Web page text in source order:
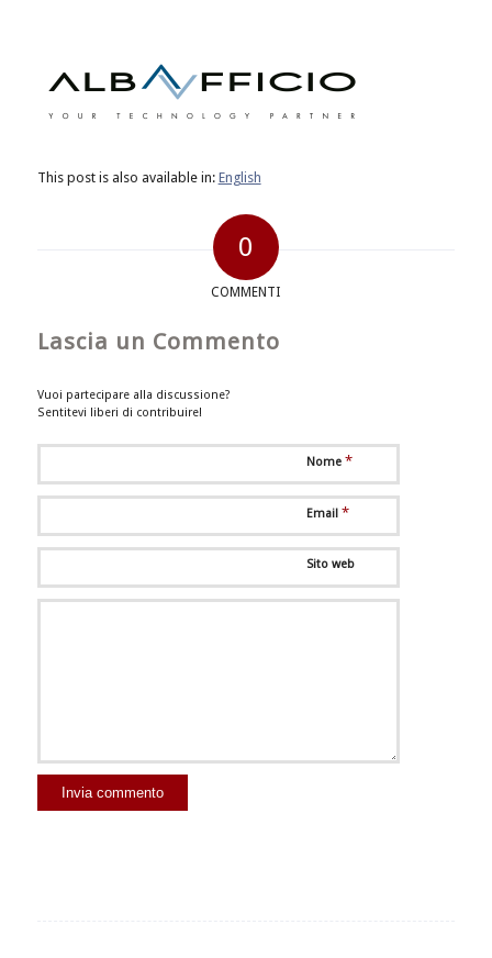
This post is also available in: English
0
COMMENTI
Lascia un Commento
Vuoi partecipare alla discussione?
Sentitevi liberi di contribuire!
Nome *
Email *
Sito web